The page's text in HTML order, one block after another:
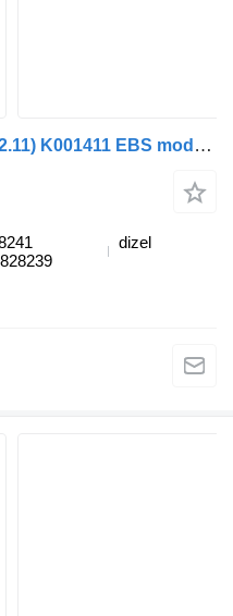
Knorr-Bremse B12B (01.97-12.11) K001411 EBS modulator za Volvo B6, B7, B9, B10, B12 bus (1978-2011) autobusa
dizel